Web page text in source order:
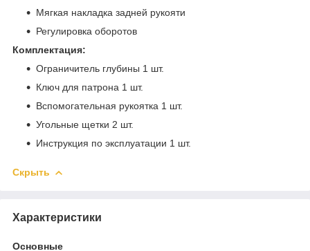
Мягкая накладка задней рукояти
Регулировка оборотов
Комплектация:
Ограничитель глубины 1 шт.
Ключ для патрона 1 шт.
Вспомогательная рукоятка 1 шт.
Угольные щетки 2 шт.
Инструкция по эксплуатации 1 шт.
Скрыть
Характеристики
Основные